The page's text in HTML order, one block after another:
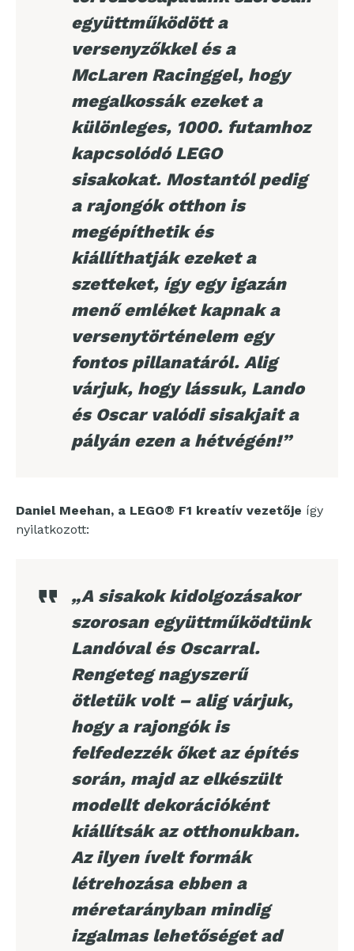
együttműködött a
versenyzőkkel és a
McLaren Racinggel, hogy
megalkossák ezeket a
különleges, 1000. futamhoz
kapcsolódó LEGO
sisakokat. Mostantól pedig
a rajongók otthon is
megépíthetik és
kiállíthatják ezeket a
szetteket, így egy igazán
menő emléket kapnak a
versenytörténelem egy
fontos pillanatáról. Alig
várjuk, hogy lássuk, Lando
és Oscar valódi sisakjait a
pályán ezen a hétvégén!”
Daniel Meehan, a LEGO® F1 kreatív vezetője így
nyilatkozott:
„A sisakok kidolgozásakor
szorosan együttműködtünk
Landóval és Oscarral.
Rengeteg nagyszerű
ötletük volt – alig várjuk,
hogy a rajongók is
felfedezzék őket az építés
során, majd az elkészült
modellt dekorációként
kiállítsák az otthonukban.
Az ilyen ívelt formák
létrehozása ebben a
méretarányban mindig
izgalmas lehetőséget ad